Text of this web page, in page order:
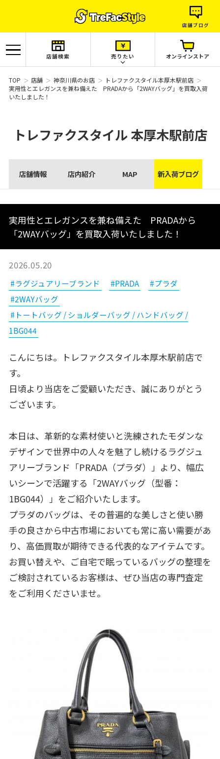
店舗ブログ
店舗検索 売りたい オンラインストア
TOP 店舗 神奈川県のお店
トレファクスタイル本厚木駅前店
実用性とエレガンスを兼ね備えた PRADAから「2WAYバッグ」を買取入荷
いたしました！
トレファクスタイル本厚木駅前店
店舗情報 店内紹介 MAP 新入荷ブログ
実用性とエレガンスを兼ね備えた PRADAから
「2WAYバッグ」を買取入荷いたしました！
2026.05.20
#ラグジュアリーブランド #PRADA
#プラダ
#2WAYバッグ
#トートバッグ / ショルダーバッグ / ハンドバッグ /
1BG044
こんにちは。トレファクスタイル本厚木駅前店で
す。
日頃より当店をご愛顧いただき、誠にありがとう
ございます。
本日は、革新的な素材使いと洗練されたモダンな
デザインで世界中の人々を魅了し続けるラグジュ
アリーブランド「PRADA（プラダ）」より、幅広
いシーンで活躍する「2WAYバッグ（型番：
1BG044）」をご紹介いたします。
プラダのバッグは、その普遍的な美しさと使い勝
手の良さから中古市場においても常に高い需要があ
り、高価買取が期待できる代表的なアイテムです。
お買い替えや、ご自宅で眠っているバッグの整理を
ご検討されているお客様は、ぜひ当店の専門査定
をご利用くださいませ。